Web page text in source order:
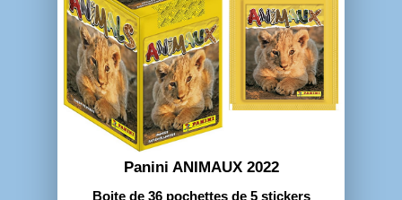
Panini ANIMAUX 2022
Boite de 36 pochettes de 5 stickers